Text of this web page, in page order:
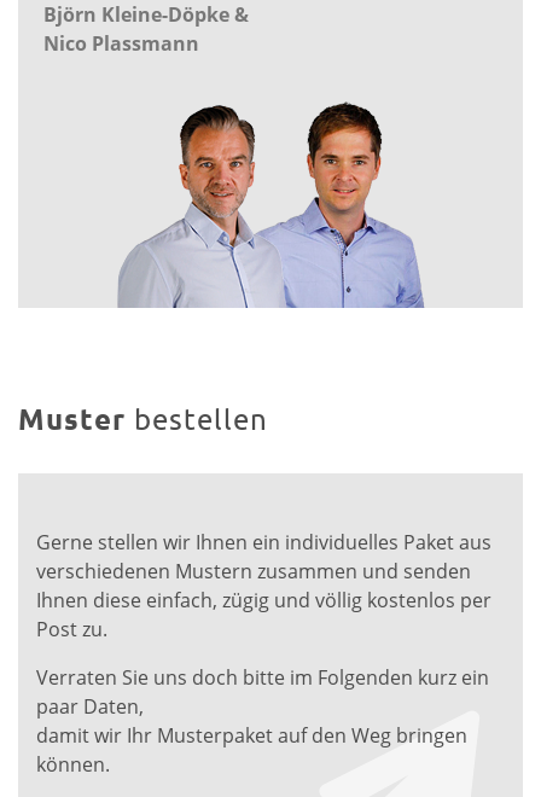
Björn Kleine-Döpke &
Nico Plassmann
Muster bestellen
Gerne stellen wir Ihnen ein individuelles Paket aus
verschiedenen Mustern zusammen und senden
Ihnen diese einfach, zügig und völlig kostenlos per
Post zu.
Verraten Sie uns doch bitte im Folgenden kurz ein
paar Daten,
damit wir Ihr Musterpaket auf den Weg bringen
können.